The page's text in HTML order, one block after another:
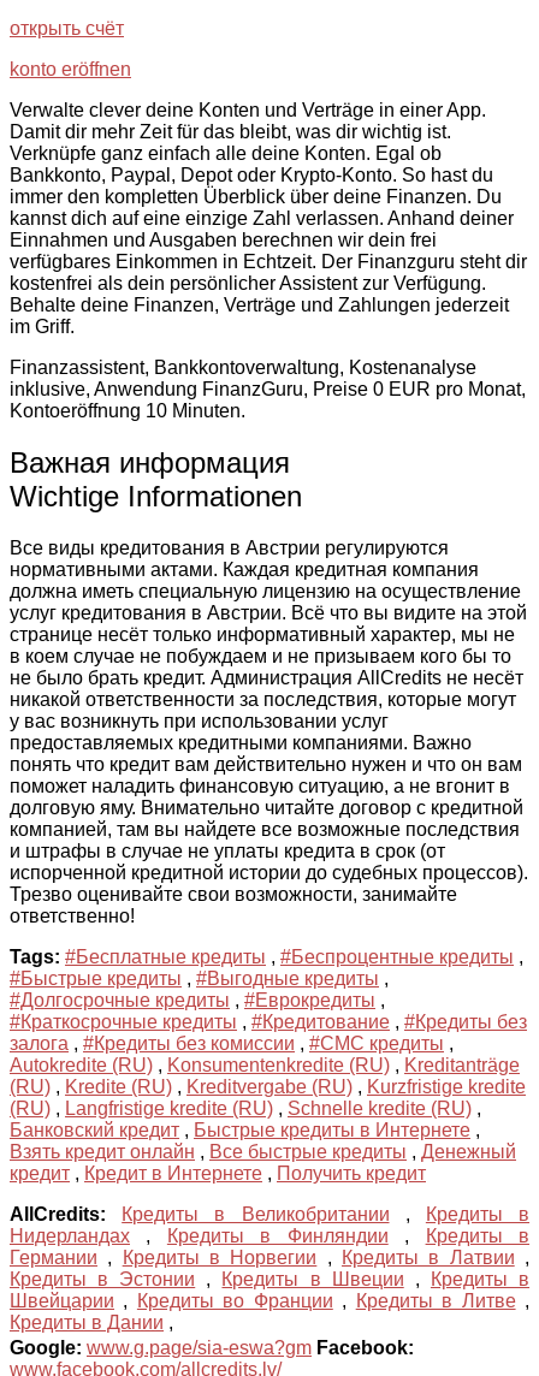
открыть счёт
konto eröffnen
Verwalte clever deine Konten und Verträge in einer App.
Damit dir mehr Zeit für das bleibt, was dir wichtig ist.
Verknüpfe ganz einfach alle deine Konten. Egal ob
Bankkonto, Paypal, Depot oder Krypto-Konto. So hast du
immer den kompletten Überblick über deine Finanzen. Du
kannst dich auf eine einzige Zahl verlassen. Anhand deiner
Einnahmen und Ausgaben berechnen wir dein frei
verfügbares Einkommen in Echtzeit. Der Finanzguru steht dir
kostenfrei als dein persönlicher Assistent zur Verfügung.
Behalte deine Finanzen, Verträge und Zahlungen jederzeit
im Griff.
Finanzassistent, Bankkontoverwaltung, Kostenanalyse
inklusive, Anwendung FinanzGuru, Preise 0 EUR pro Monat,
Kontoeröffnung 10 Minuten.
Важная информация
Wichtige Informationen
Все виды кредитования в Австрии регулируются
нормативными актами. Каждая кредитная компания
должна иметь специальную лицензию на осуществление
услуг кредитования в Австрии. Всё что вы видите на этой
странице несёт только информативный характер, мы не
в коем случае не побуждаем и не призываем кого бы то
не было брать кредит. Администрация AllCredits не несёт
никакой ответственности за последствия, которые могут
у вас возникнуть при использовании услуг
предоставляемых кредитными компаниями. Важно
понять что кредит вам действительно нужен и что он вам
поможет наладить финансовую ситуацию, а не вгонит в
долговую яму. Внимательно читайте договор с кредитной
компанией, там вы найдете все возможные последствия
и штрафы в случае не уплаты кредита в срок (от
испорченной кредитной истории до судебных процессов).
Трезво оценивайте свои возможности, занимайте
ответственно!
Tags: #Бесплатные кредиты , #Беспроцентные кредиты ,
#Быстрые кредиты , #Выгодные кредиты ,
#Долгосрочные кредиты , #Еврокредиты ,
#Краткосрочные кредиты , #Кредитование , #Кредиты без
залога , #Кредиты без комиссии , #СМС кредиты ,
Autokredite (RU) , Konsumentenkredite (RU) , Kreditanträge
(RU) , Kredite (RU) , Kreditvergabe (RU) , Kurzfristige kredite
(RU) , Langfristige kredite (RU) , Schnelle kredite (RU) ,
Банковский кредит , Быстрые кредиты в Интернете ,
Взять кредит онлайн , Все быстрые кредиты , Денежный
кредит , Кредит в Интернете , Получить кредит
AllCredits:
Кредиты в Великобритании ,
Кредиты в
Нидерландах , Кредиты в Финляндии ,
Кредиты в
Германии , Кредиты в Норвегии , Кредиты в Латвии ,
Кредиты в Эстонии , Кредиты в Швеции ,
Кредиты в
Швейцарии , Кредиты во Франции , Кредиты в Литве,
Кредиты в Дании ,
Google: www.g.page/sia-eswa?gm Facebook:
www.facebook.com/allcredits.lv/